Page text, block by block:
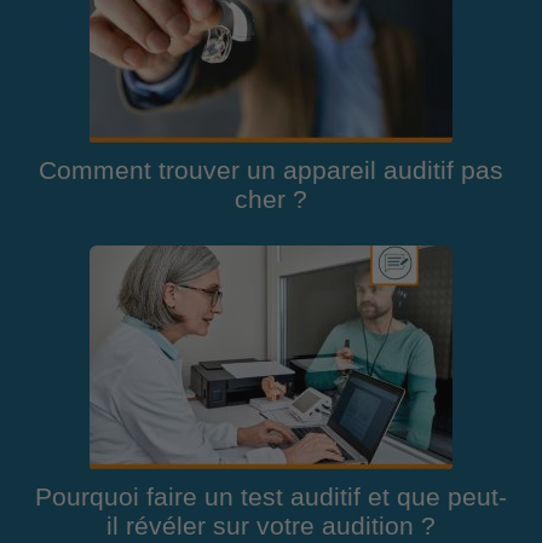
Comment trouver un appareil auditif pas
cher ?
Pourquoi faire un test auditif et que peut-
il révéler sur votre audition ?